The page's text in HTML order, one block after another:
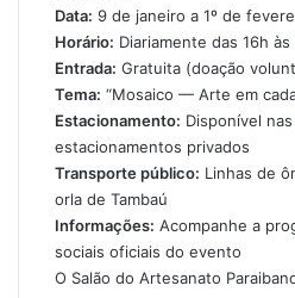
Data: 9 de janeiro a 1º de
Horário: Diariamente das 16h às
Entrada: Gratuita (doação
Tema: “Mosaico — Arte em
Estacionamento: Disponível
estacionamentos privados
Transporte público: Linhas de
orla de Tambaú
Informações: Acompanhe a
sociais oficiais do evento
O Salão do Artesanato